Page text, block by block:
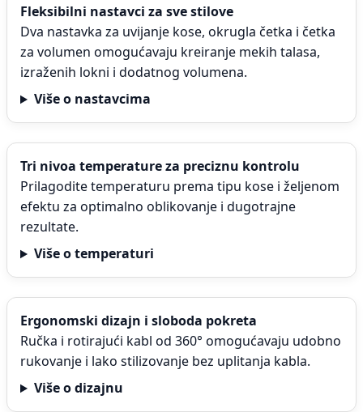
Fleksibilni nastavci za sve stilove
Dva nastavka za uvijanje kose, okrugla četka i četka
za volumen omogućavaju kreiranje mekih talasa,
izraženih lokni i dodatnog volumena.
Više o nastavcima
Tri nivoa temperature za preciznu kontrolu
Prilagodite temperaturu prema tipu kose i željenom
efektu za optimalno oblikovanje i dugotrajne
rezultate.
Više o temperaturi
Ergonomski dizajn i sloboda pokreta
Ručka i rotirajući kabl od 360° omogućavaju udobno
rukovanje i lako stilizovanje bez uplitanja kabla.
Više o dizajnu